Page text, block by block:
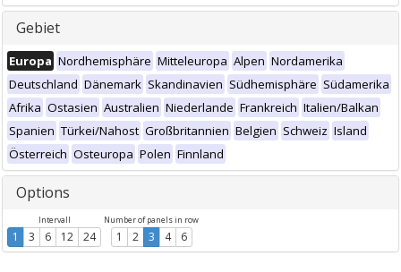
Gebiet
Europa Nordhemisphäre Mitteleuropa Alpen Nordamerika
Deutschland Dänemark Skandinavien Südhemisphäre Südamerika
Afrika Ostasien Australien Niederlande Frankreich Italien/Balkan
Spanien Türkei/Nahost Großbritannien Belgien Schweiz Island
Österreich Osteuropa Polen Finnland
Options
Intervall
1 3 6 12 24
Number of panels in row
1 2 3 4 6